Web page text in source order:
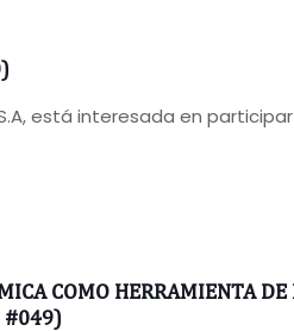
está interesada en
COMO HERRAMIENTA
#049)